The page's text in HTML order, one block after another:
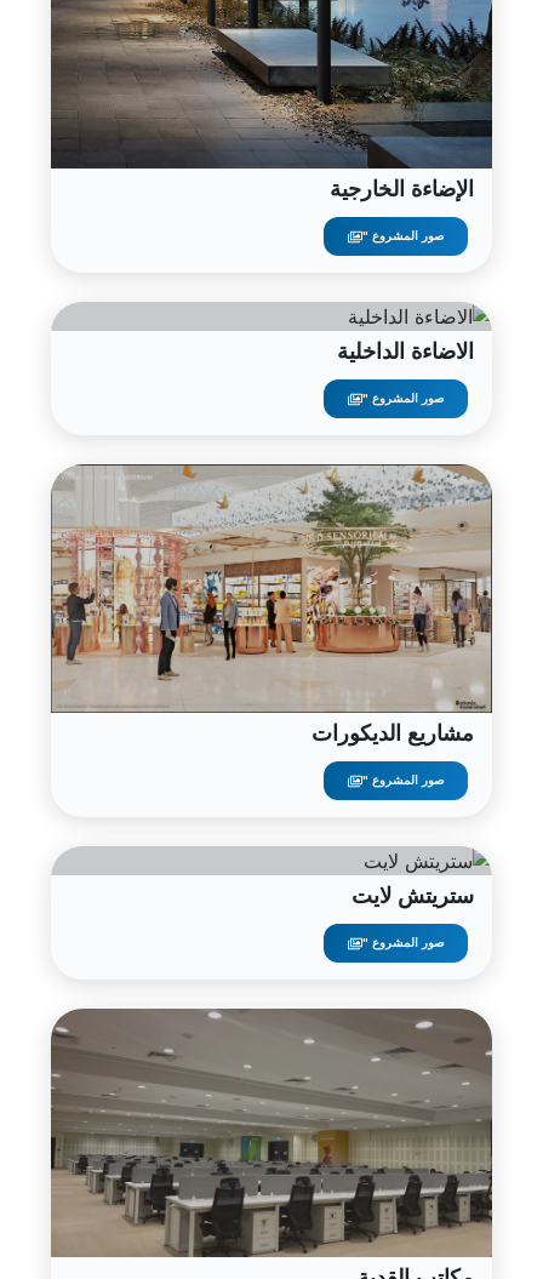
الإضاءة الخارجية
صور المشروع "
الاضاءة الداخلية
صور المشروع "
مشاريع الديكورات
صور المشروع "
ستريتش لايت
صور المشروع "